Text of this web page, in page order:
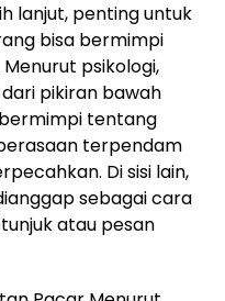
lanjut, penting untuk
bisa bermimpi
psikologi,
pikiran bawah
tentang
terpendam
Di sisi lain,
sebagai cara
atau pesan